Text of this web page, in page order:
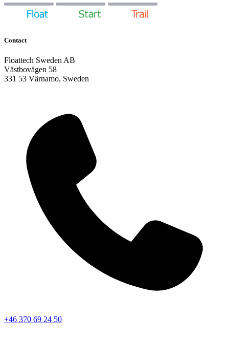
Contact
Floattech Sweden AB
Västbovägen 58
331 53 Värnamo, Sweden
+46 370 69 24 50